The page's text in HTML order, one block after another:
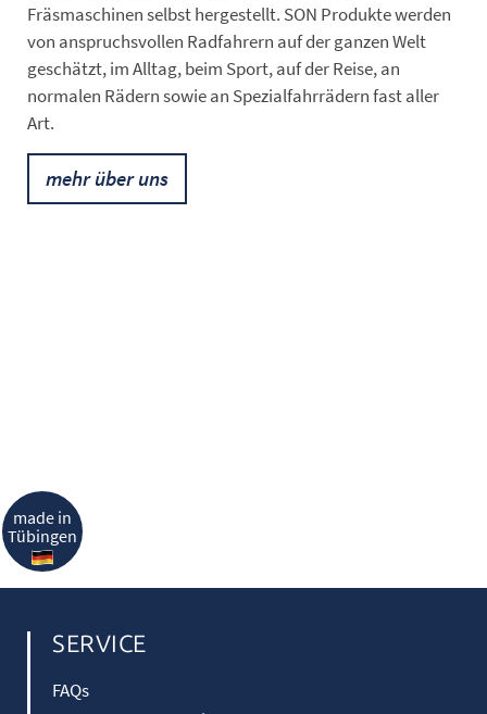
Fräsmaschinen selbst hergestellt. SON Produkte werden
von anspruchsvollen Radfahrern auf der ganzen Welt
geschätzt, im Alltag, beim Sport, auf der Reise, an
normalen Rädern sowie an Spezialfahrrädern fast aller
Art.
mehr über uns
made in
Tübingen
SERVICE
FAQs